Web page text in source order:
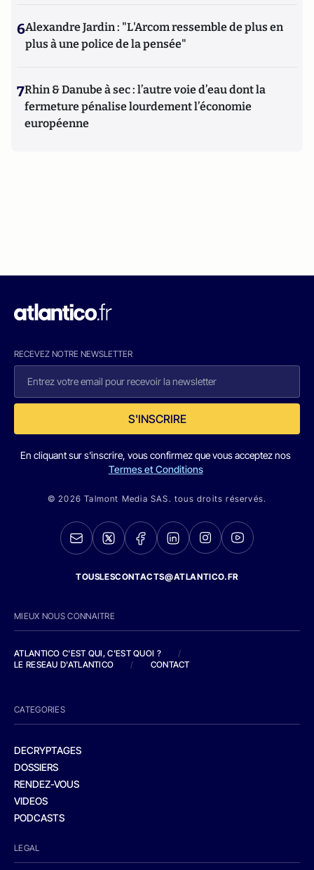
6Alexandre Jardin : "L'Arcom ressemble de plus en
plus à une police de la pensée"
7Rhin & Danube à sec : l’autre voie d’eau dont la
fermeture pénalise lourdement l’économie
européenne
RECEVEZ NOTRE NEWSLETTER
S'INSCRIRE
En cliquant sur s'inscrire, vous confirmez que vous acceptez nos
Termes et Conditions
© 2026 Talmont Media SAS. tous droits réservés.
TOUSLESCONTACTS@ATLANTICO.FR
MIEUX NOUS CONNAITRE
ATLANTICO C'EST QUI, C'EST QUOI ?
/
LE RESEAU D'ATLANTICO
/ CONTACT
CATEGORIES
DECRYPTAGES
DOSSIERS
RENDEZ-VOUS
VIDEOS
PODCASTS
LEGAL